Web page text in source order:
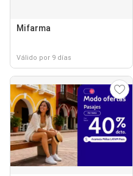
Mifarma
Válido por 9 días